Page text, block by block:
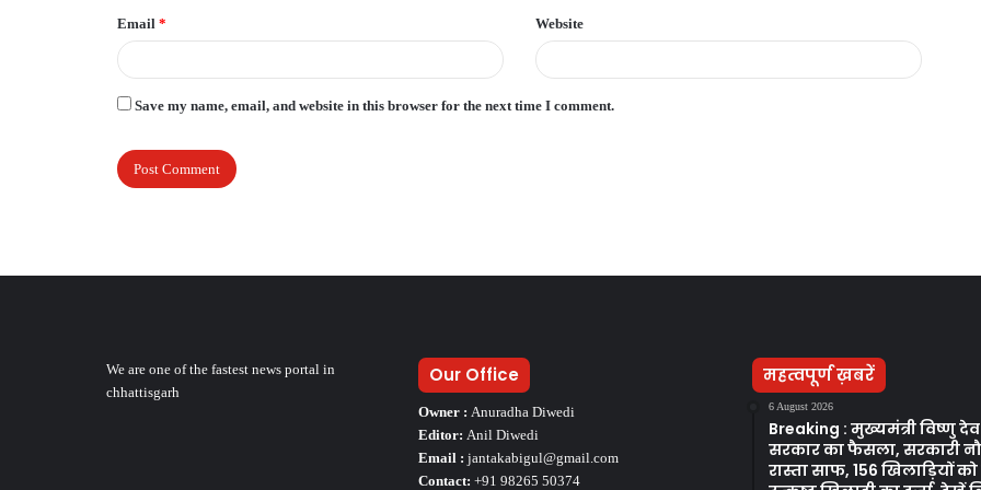
Email * Website
Save my name, email, and website in this browser for the next time I comment.
We are one of the fastest news portal in
chhattisgarh
Our Office
Owner : Anuradha Diwedi
Editor: Anil Diwedi
Email : jantakabigul@gmail.com
Contact: +91 98265 50374
महत्वपूर्ण ख़बरें
6 August 2026
Breaking : मुख्यमंत्री विष्णु
सरकार का फैसला, सरकारी
रास्ता साफ, 156 खिलाड़ियों